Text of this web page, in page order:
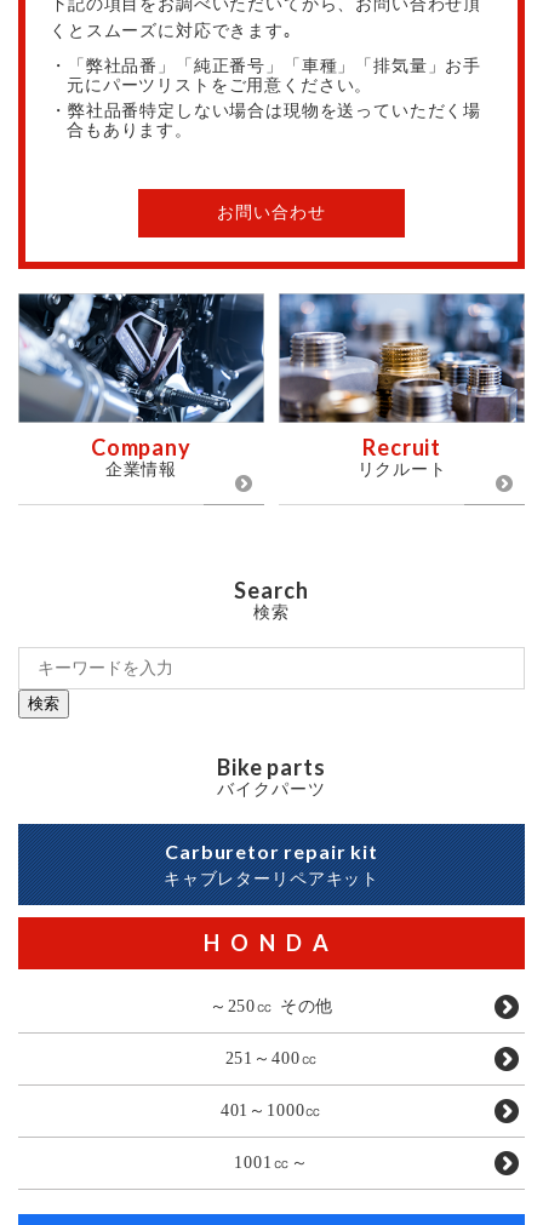
下記の項目をお調べいただいてから、お問い合わせ頂
くとスムーズに対応できます｡
・「弊社品番」「純正番号」「車種」「排気量」お手
元にパーツリストをご用意ください。
・弊社品番特定しない場合は現物を送っていただく場
合もあります。
お問い合わせ
Company
企業情報
Recruit
リクルート
Search
検索
検索
Bike parts
バイクパーツ
Carburetor repair kit
キャブレターリペアキット
HONDA
～250㏄ その他
251～400㏄
401～1000㏄
1001㏄～